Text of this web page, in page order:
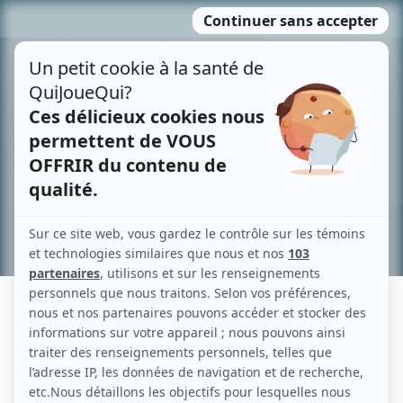
MENU
contenu
Recherche avancée »
MICHEL ROBIDOUX
Liens
Fiche de Michel Robidoux sur Showbizz.net